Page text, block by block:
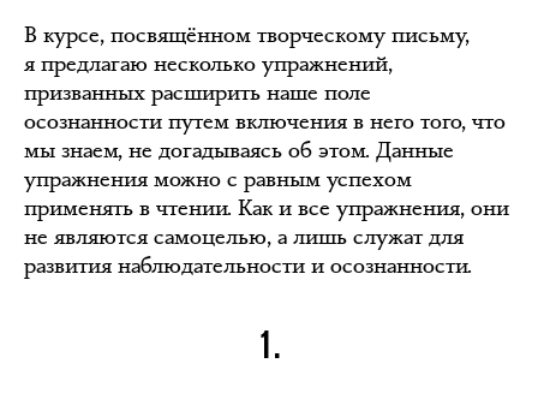
В курсе, посвящённом творческому письму,
я предлагаю несколько упражнений,
призванных расширить наше поле
осознанности путем включения в него того, что
мы знаем, не догадываясь об этом. Данные
упражнения можно с равным успехом
применять в чтении. Как и все упражнения, они
не являются самоцелью, а лишь служат для
развития наблюдательности и осознанности.
1.